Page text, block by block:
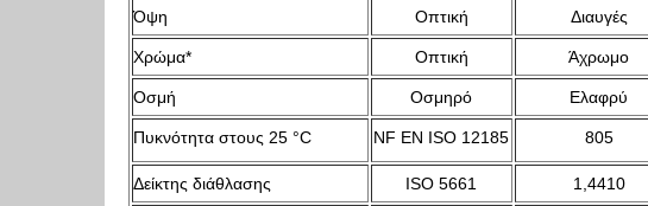
Όψη Οπτική Διαυγές
Χρώμα* Οπτική Άχρωμο
Οσμή Οσμηρό Ελαφρύ
Πυκνότητα στους 25 °C NF EN ISO 12185 805
Δείκτης διάθλασης ISO 5661 1,4410